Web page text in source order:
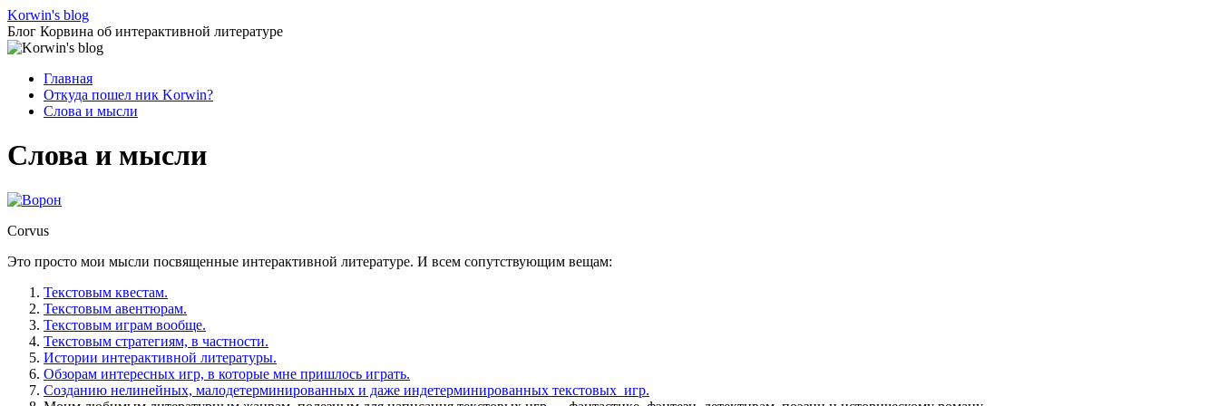
Перейти
к
содержимому
Korwin's blog
Блог Корвина об интерактивной литературе
Главная
Откуда пошел ник Korwin?
Слова и мысли
Слова и мысли
Corvus
Это просто мои мысли посвященные интерактивной литературе. И всем сопутствующим вещам:
Текстовым квестам.
Текстовым авентюрам.
Текстовым играм вообще.
Текстовым стратегиям, в частности.
Истории интерактивной литературы.
Обзорам интересных игр, в которые мне пришлось играть.
Созданию нелинейных, малодетерминированных и даже индетерминированных текстовых игр.